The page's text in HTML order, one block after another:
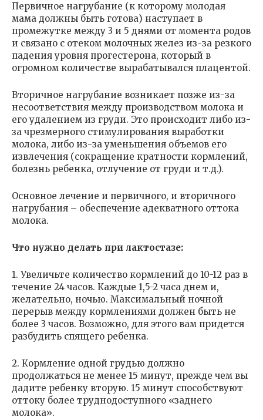
Первичное нагрубание (к которому молодая
мама должны быть готова) наступает в
промежутке между 3 и 5 днями от момента родов
и связано с отеком молочных желез из-за резкого
падения уровня прогестерона, который в
огромном количестве вырабатывался плацентой.
Вторичное нагрубание возникает позже из-за
несоответствия между производством молока и
его удалением из груди. Это происходит либо из-
за чрезмерного стимулирования выработки
молока, либо из-за уменьшения объемов его
извлечения (сокращение кратности кормлений,
болезнь ребенка, отлучение от груди и т.д.).
Основное лечение и первичного, и вторичного
нагрубания – обеспечение адекватного оттока
молока.
Что нужно делать при лактостазе:
1. Увеличьте количество кормлений до 10-12 раз в
течение 24 часов. Каждые 1,5-2 часа днем и,
желательно, ночью. Максимальный ночной
перерыв между кормлениями должен быть не
более 3 часов. Возможно, для этого вам придется
разбудить спящего ребенка.
2. Кормление одной грудью должно
продолжаться не менее 15 минут, прежде чем вы
дадите ребенку вторую. 15 минут способствуют
оттоку более труднодоступного «заднего
молока».